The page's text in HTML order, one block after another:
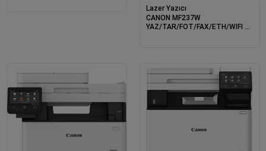
Lazer Yazıcı
CANON MF237W
YAZ/TAR/FOT/FAX/ETH/WIFI A4